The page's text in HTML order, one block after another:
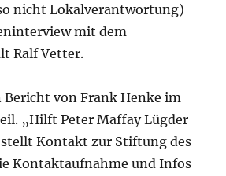
nicht Lokalverantwortung)
mit dem
Ralf Vetter.
Bericht von Frank Henke im
„Hilft Peter Maffay Lügder
Kontakt zur Stiftung des
Kontaktaufnahme und Infos